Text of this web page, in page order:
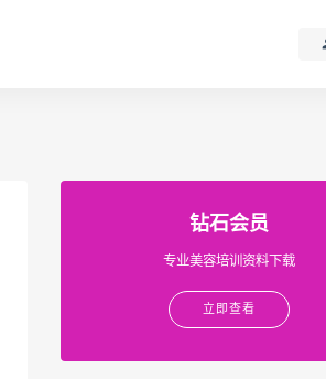
钻石会员
专业美容培训资料下载
立即查看